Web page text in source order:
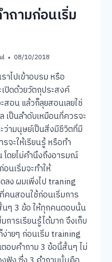
ถามก่อนเริ่ม
08/10/2018
าไปเข้าอบรม หรือ
ปิดด้วยวัตถุประสงค์
อน แล้วก็ลุยสอนเลยใช่
เป็นลำดับเหมือนที่ควรจะ
ว่ามนุษย์เป็นสิ่งมีชีวิตที่มี
จะให้เรียนรู้ หรือทำ
โดยไม่คำนึงถึงอารมณ์
นเริ่มจะทำให้
ลง ผมเพิ่งไป traning
คนสอนใช้ก่อนเริ่มการ
ๆ 3 ข้อ ให้ทุกคนตอบนั้น
การเรียนรู้ได้มาก จึงเก็บ
ายๆ ก่อนเริ่ม training
อบคำถาม 3 ข้อนี้สั้นๆ ไม่